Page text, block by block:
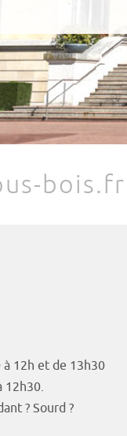
bois.fr
12h et de 13h30
12h30.
? Sourd ?